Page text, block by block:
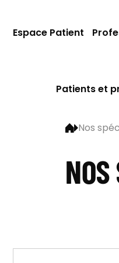
Patients et
Espace Patient
Nos